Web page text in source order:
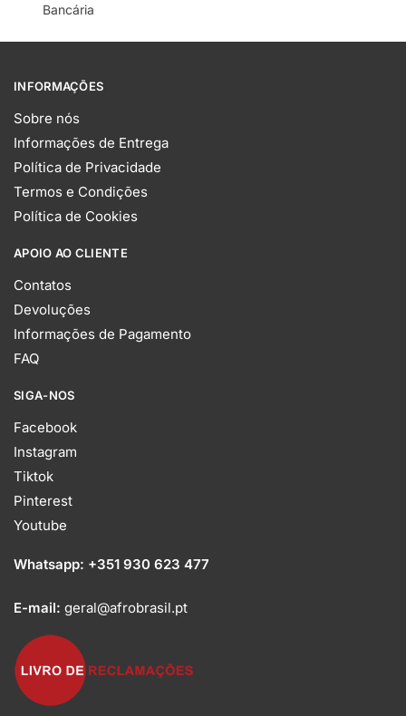
Bancária
INFORMAÇÕES
Sobre nós
Informações de Entrega
Política de Privacidade
Termos e Condições
Política de Cookies
APOIO AO CLIENTE
Contatos
Devoluções
Informações de Pagamento
FAQ
SIGA-NOS
Facebook
Instagram
Tiktok
Pinterest
Youtube
Whatsapp: +351 930 623 477
E-mail: geral@afrobrasil.pt